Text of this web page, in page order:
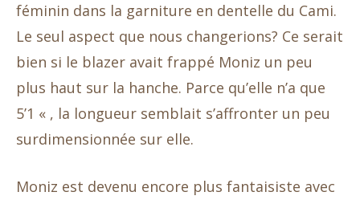
féminin dans la garniture en dentelle du Cami.
Le seul aspect que nous changerions? Ce serait
bien si le blazer avait frappé Moniz un peu
plus haut sur la hanche. Parce qu’elle n’a que
5’1 « , la longueur semblait s’affronter un peu
surdimensionnée sur elle.
Moniz est devenu encore plus fantaisiste avec